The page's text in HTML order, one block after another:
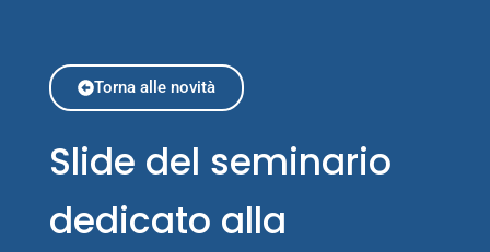
Torna alle novità
Slide del seminario
dedicato alla